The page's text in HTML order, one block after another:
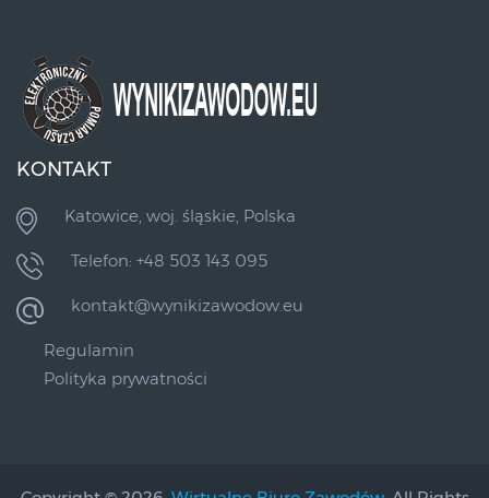
KONTAKT
Katowice, woj. śląskie, Polska
Telefon: +48 503 143 095
kontakt@wynikizawodow.eu
Regulamin
Polityka prywatności